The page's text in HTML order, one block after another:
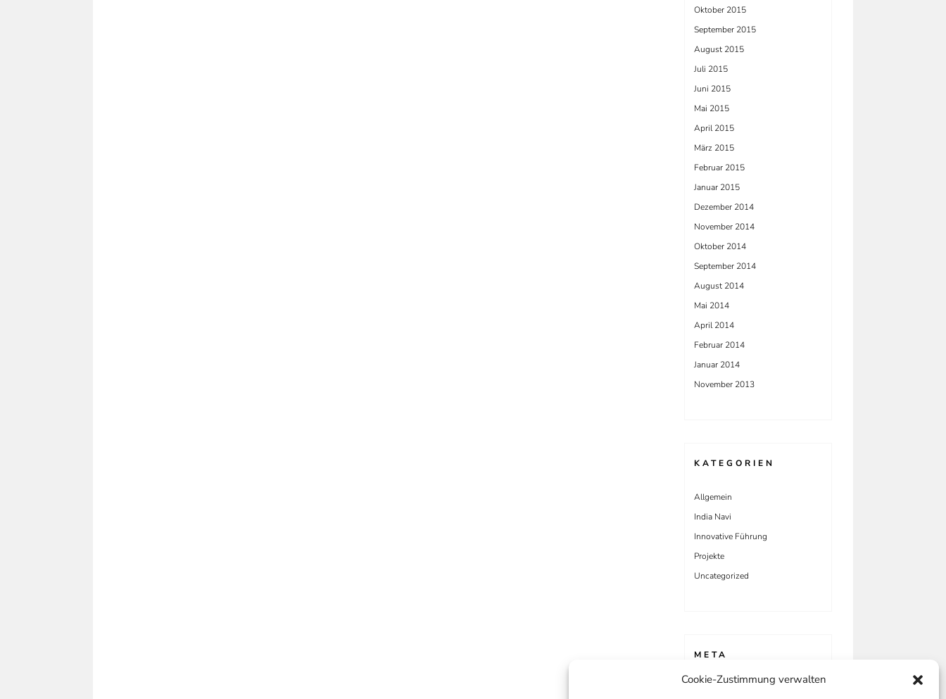
Cookie-Zustimmung verwalten
Oktober 2015
September 2015
August 2015
Juli 2015
Juni 2015
Mai 2015
April 2015
März 2015
Februar 2015
Januar 2015
Dezember 2014
November 2014
Oktober 2014
September 2014
August 2014
Mai 2014
April 2014
Februar 2014
Januar 2014
November 2013
KATEGORIEN
Allgemein
India Navi
Innovative Führung
Projekte
Uncategorized
META